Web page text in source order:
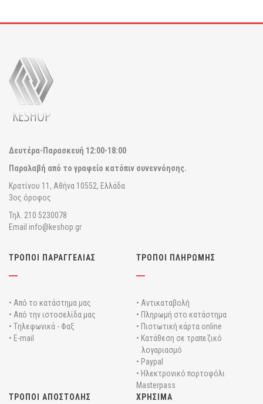
Δευτέρα-Παρασκευή 12:00-18:00
Παραλαβή από το γραφείο κατόπιν συνεννόησης.
Κρατίνου 11, Αθήνα 10552, Ελλάδα
3ος όροφος
Τηλ. 210 5230078
Email info@keshop.gr
ΤΡΟΠΟΙ ΠΑΡΑΓΓΕΛΙΑΣ
• Από το κατάστημα μας
• Από την ιστοσελίδα μας
• Tηλεφωνικά - Φαξ
• E-mail
ΤΡΟΠΟΙ ΠΛΗΡΩΜΗΣ
• Αντικαταβολή
• Πληρωμή στο κατάστημα
• Πιστωτική κάρτα online
• Κατάθεση σε τραπεζικό
λογαριασμό
• Paypal
• Ηλεκτρονικό πορτοφόλι
Masterpass
ΤΡΟΠΟΙ ΑΠΟΣΤΟΛΗΣ
ΧΡΗΣΙΜΑ